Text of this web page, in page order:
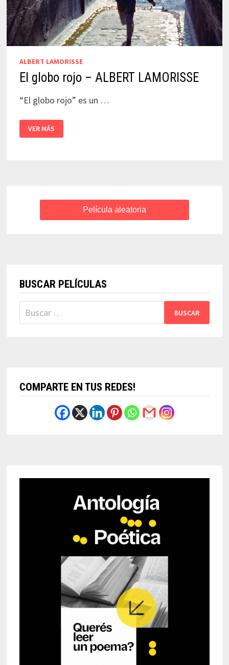
ALBERT LAMORISSE
El globo rojo – ALBERT LAMORISSE
“El globo rojo” es un …
GLOBO
ROJO
VER MÁS
Película aleatoria
BUSCAR PELÍCULAS
Buscar:
COMPARTE EN TUS REDES!